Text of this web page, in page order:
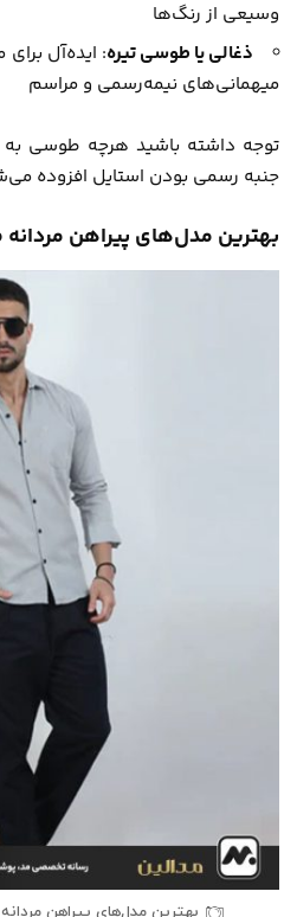
وسیعی از رنگ‌ها
ذغالی یا طوسی تیره: ایده‌آل
میهمانی‌های نیمه‌رسمی و مراسم
توجه داشته باشید هرچه طوسی
جنبه رسمی بودن استایل افزوده
بهترین مدل‌های پیراهن
بهترین مدل‌های پیراهن